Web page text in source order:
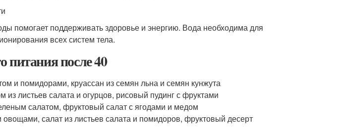
помогает поддерживать здоровье и энергию. Вода необходима для
всех систем тела.
после 40
и помидорами, круассан из семян льна и семян кунжута
листьев салата и огурцов, рисовый пудинг с фруктами
салатом, фруктовый салат с ягодами и медом
салат из листьев салата и помидоров, фруктовый десерт